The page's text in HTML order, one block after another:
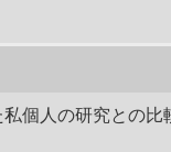
個人の研究との